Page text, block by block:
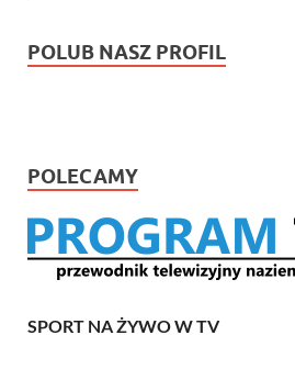
POLUB NASZ PROFIL
POLECAMY
SPORT NA ŻYWO W TV